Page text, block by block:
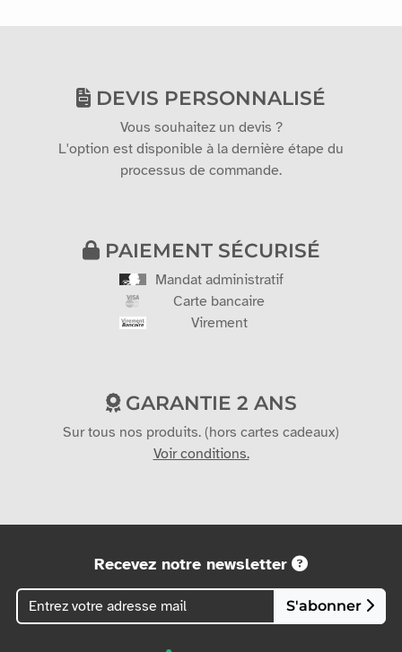
DEVIS PERSONNALISÉ
Vous souhaitez un devis ?
L'option est disponible à la dernière étape du
processus de commande.
PAIEMENT SÉCURISÉ
Mandat administratif
Carte bancaire
Virement
GARANTIE 2 ANS
Sur tous nos produits. (hors cartes cadeaux)
Voir conditions.
Recevez notre newsletter
S'abonner